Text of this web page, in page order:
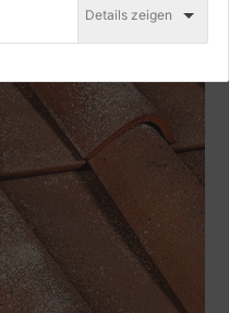
Details zeigen